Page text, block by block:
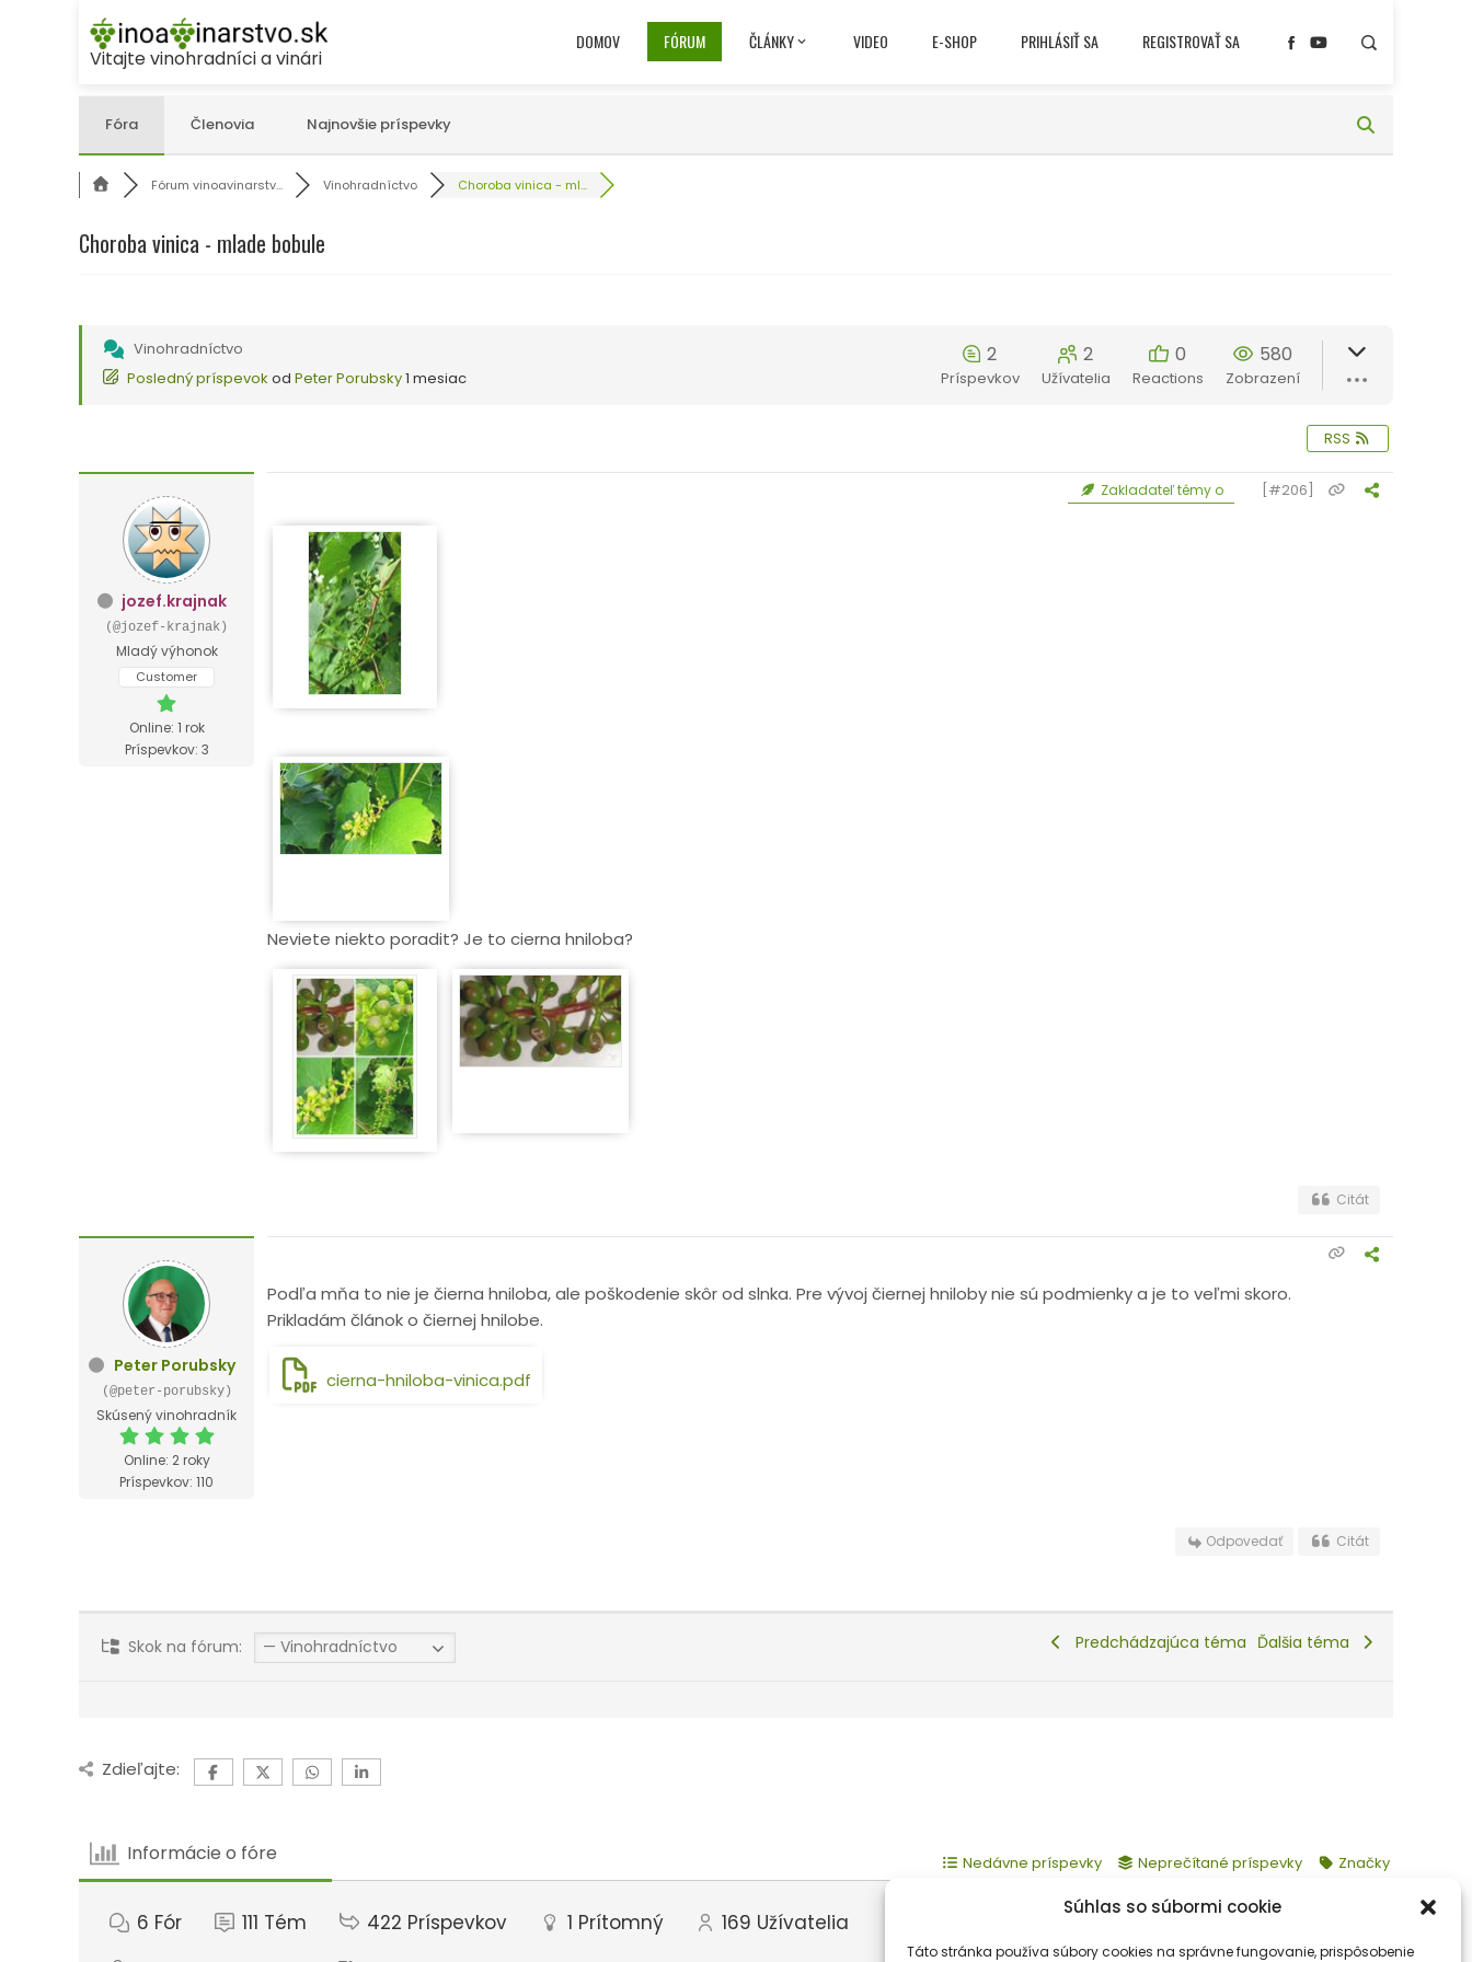
Súhlas so súbormi cookie
Táto stránka používa súbory cookies na správne fungovanie, prispôsobenie
Skip
to
content
Vitajte vinohradníci a vinári
DOMOV FÓRUM ČLÁNKY VIDEO E-SHOP PRIHLÁSIŤ SA REGISTROVAŤ SA
Fóra Členovia Najnovšie príspevky
Fórum vinoavinarstv... Vinohradníctvo Choroba vinica - ml...
Choroba vinica - mlade bobule
Vinohradníctvo
Posledný príspevok od Peter Porubsky1 mesiac
2
Príspevkov
2
Užívatelia
0
Reactions
580
Zobrazení
RSS
jozef.krajnak
(@jozef-krajnak)
Mladý výhonok
Customer
Online: 1 rok
Príspevkov: 3
Zakladateľ témy o [#206]
Neviete niekto poradit? Je to cierna hniloba?
Citát
Peter Porubsky
(@peter-porubsky)
Skúsený vinohradník
Online: 2 roky
Príspevkov: 110
Podľa mňa to nie je čierna hniloba, ale poškodenie skôr od slnka. Pre vývoj čiernej hniloby nie sú podmienky a je to veľmi skoro.
Prikladám článok o čiernej hnilobe.
cierna-hniloba-vinica.pdf
Odpovedať Citát
Skok na fórum: Predchádzajúca téma Ďalšia téma
Zdieľajte:
Informácie o fóre Nedávne príspevky Neprečítané príspevky Značky
6 Fór 111 Tém 422 Príspevkov 1 Prítomný 169 Užívatelia